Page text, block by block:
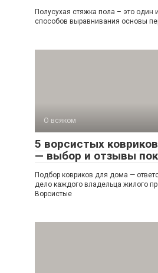
Полусухая стяжка пола – это один
способов выравнивания основы
О всяком
5 ворсистых
— выбор и отзывы
Подбор ковриков для дома —
дело каждого владельца жилого
Ворсистые